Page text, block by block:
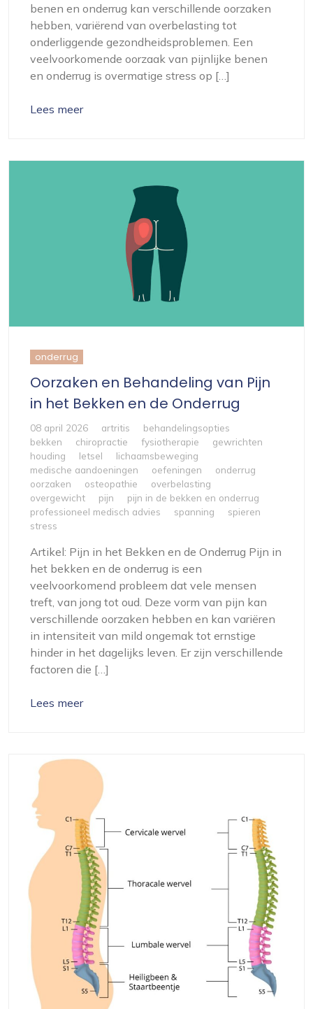
benen en onderrug kan verschillende oorzaken
hebben, variërend van overbelasting tot
onderliggende gezondheidsproblemen. Een
veelvoorkomende oorzaak van pijnlijke benen
en onderrug is overmatige stress op […]
Lees meer
onderrug
Oorzaken en Behandeling van Pijn
in het Bekken en de Onderrug
08 april 2026 artritis
behandelingsopties
bekken
chiropractie fysiotherapie
gewrichten
houding
letsel
lichaamsbeweging
medische aandoeningen
oefeningen
onderrug
oorzaken
osteopathie
overbelasting
overgewicht
pijn
pijn in de bekken en onderrug
professioneel medisch advies
spanning
spieren
stress
Artikel: Pijn in het Bekken en de Onderrug Pijn in
het bekken en de onderrug is een
veelvoorkomend probleem dat vele mensen
treft, van jong tot oud. Deze vorm van pijn kan
verschillende oorzaken hebben en kan variëren
in intensiteit van mild ongemak tot ernstige
hinder in het dagelijks leven. Er zijn verschillende
factoren die […]
Lees meer